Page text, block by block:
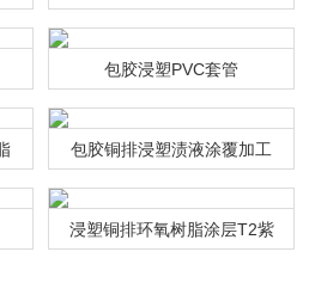
粉通达利厂家
包胶浸塑PVC套管
包胶铜排浸塑渍液涂覆加工
浸塑铜排环氧树脂涂层T2紫